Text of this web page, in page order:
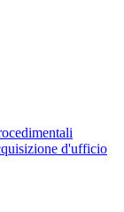
d'ufficio